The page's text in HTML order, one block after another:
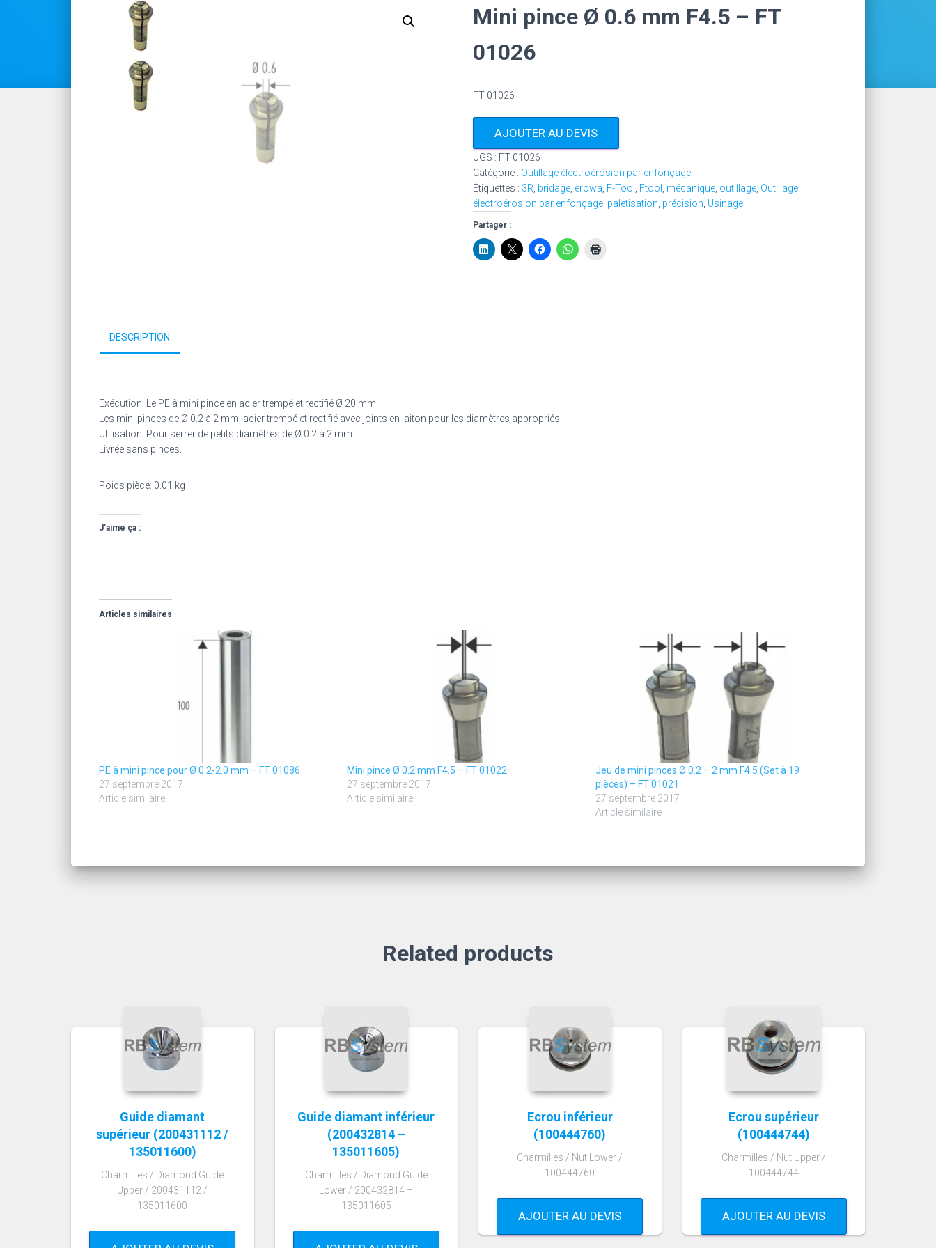
Mini pince Ø 0.6 mm F4.5 – FT
01026
FT 01026
AJOUTER AU DEVIS
UGS : FT 01026
Catégorie : Outillage électroérosion par enfonçage
Étiquettes : 3R bridage erowa F-Tool Ftool mécanique outillage Outillage
électroérosion par enfonçage paletisation précision Usinage
Partager :
DESCRIPTION
Exécution: Le PE à mini pince en acier trempé et rectifié Ø 20 mm.
Les mini pinces de Ø 0.2 à 2 mm, acier trempé et rectifié avec joints en laiton pour les diamètres appropriés.
Utilisation: Pour serrer de petits diamètres de Ø 0.2 à 2 mm.
Livrée sans pinces.
Poids pièce: 0.01 kg
J’aime ça :
Articles similaires
PE à mini pince pour Ø 0.2-2.0 mm – FT 01086
27 septembre 2017
Article similaire
Mini pince Ø 0.2 mm F4.5 – FT 01022
27 septembre 2017
Article similaire
Jeu de mini pinces Ø 0.2 – 2 mm F4.5 (Set à 19
pièces) – FT 01021
27 septembre 2017
Article similaire
Related products
Guide diamant
supérieur (200431112 /
135011600)
Charmilles / Diamond Guide
Upper / 200431112 /
135011600
Guide diamant inférieur
(200432814 –
135011605)
Charmilles / Diamond Guide
Lower / 200432814 –
135011605
Ecrou inférieur
(100444760)
Charmilles / Nut Lower /
100444760
AJOUTER AU DEVIS
Ecrou supérieur
(100444744)
Charmilles / Nut Upper /
100444744
AJOUTER AU DEVIS